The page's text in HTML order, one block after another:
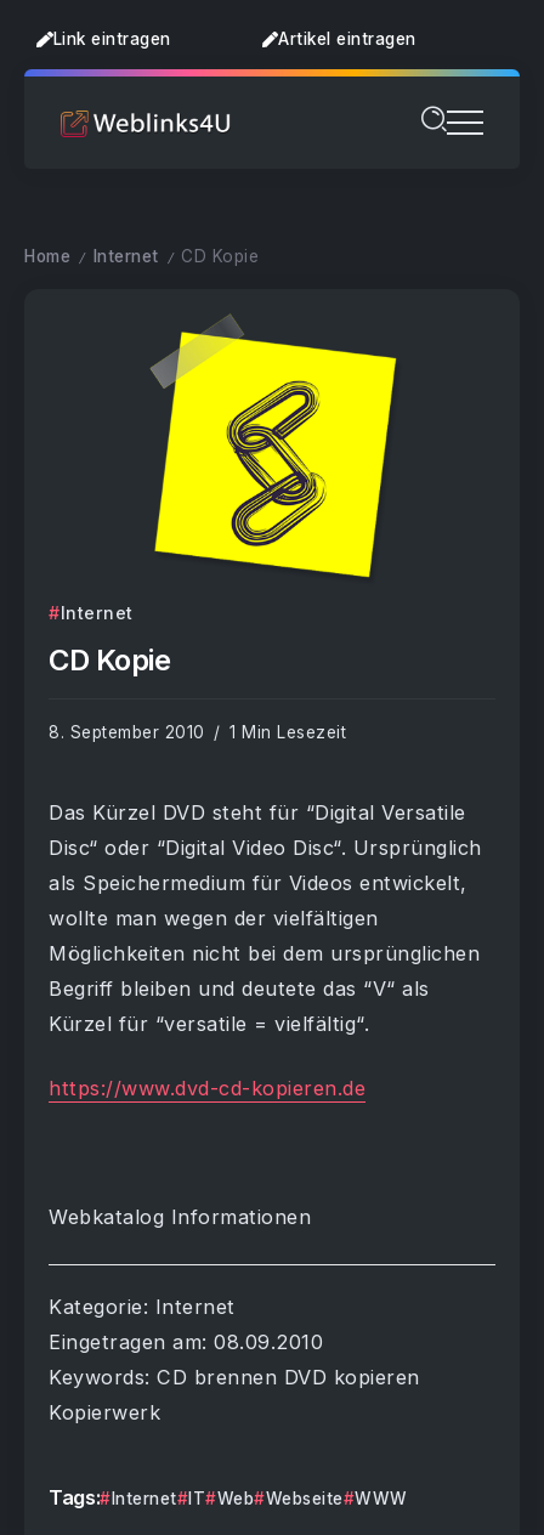
Link eintragen Artikel eintragen
Home / Internet / CD Kopie
Internet
CD Kopie
8. September 2010 1 Min Lesezeit
Das Kürzel DVD steht für “Digital Versatile
Disc“ oder “Digital Video Disc“. Ursprünglich
als Speichermedium für Videos entwickelt,
wollte man wegen der vielfältigen
Möglichkeiten nicht bei dem ursprünglichen
Begriff bleiben und deutete das “V“ als
Kürzel für “versatile = vielfältig“.
https://www.dvd-cd-kopieren.de
Webkatalog Informationen
Kategorie: Internet
Eingetragen am: 08.09.2010
Keywords: CD brennen DVD kopieren
Kopierwerk
Tags: Internet IT Web Webseite WWW